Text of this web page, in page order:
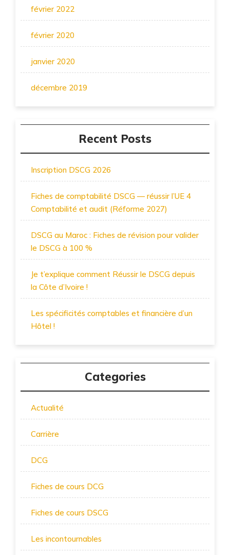
février 2022
février 2020
janvier 2020
décembre 2019
Recent Posts
Inscription DSCG 2026
Fiches de comptabilité DSCG — réussir l’UE 4
Comptabilité et audit (Réforme 2027)
DSCG au Maroc : Fiches de révision pour valider
le DSCG à 100 %
Je t’explique comment Réussir le DSCG depuis
la Côte d’Ivoire !
Les spécificités comptables et financière d’un
Hôtel !
Categories
Actualité
Carrière
DCG
Fiches de cours DCG
Fiches de cours DSCG
Les incontournables